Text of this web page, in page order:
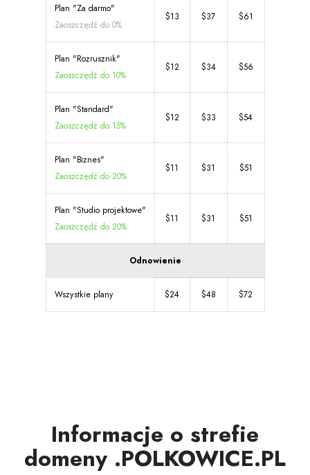
Plan "Za darmo"
Zaoszczędź do 0%
$13 $37 $61
Plan "Rozrusznik"
Zaoszczędź do 10%
$12 $34 $56
Plan "Standard"
Zaoszczędź do 15%
$12 $33 $54
Plan "Biznes"
Zaoszczędź do 20%
$11 $31 $51
Plan "Studio projektowe"
Zaoszczędź do 20%
$11 $31 $51
Odnowienie
Wszystkie plany $24 $48 $72
Informacje o strefie
domeny .POLKOWICE.PL